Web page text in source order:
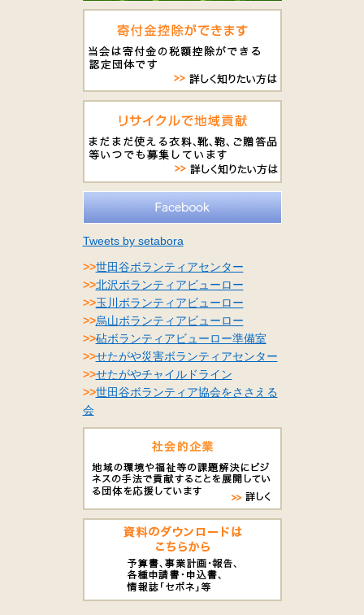
Tweets by setabora
>>世田谷ボランティアセンター
>>北沢ボランティアビューロー
>>玉川ボランティアビューロー
>>烏山ボランティアビューロー
>>砧ボランティアビューロー準備室
>>せたがや災害ボランティアセンター
>>せたがやチャイルドライン
>>世田谷ボランティア協会をささえる
会